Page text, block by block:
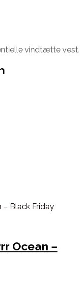
vindtætte vest.
Ocean –